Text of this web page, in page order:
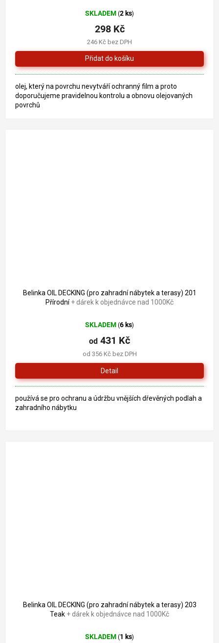
SKLADEM (2 ks)
246 Kč bez DPH
298 Kč
olej, který na povrchu nevytváří ochranný film a proto
doporučujeme pravidelnou kontrolu a obnovu olejovaných
povrchů
Belinka OIL DECKING (pro zahradní nábytek a terasy) 201
Přírodní+ dárek k objednávce nad 1000Kč
SKLADEM (6 ks)
od 356 Kč bez DPH
od 431 Kč
Detail
používá se pro ochranu a údržbu vnějších dřevěných podlah a
zahradního nábytku
Belinka OIL DECKING (pro zahradní nábytek a terasy) 203
Teak + dárek k objednávce nad 1000Kč
SKLADEM (1 ks)